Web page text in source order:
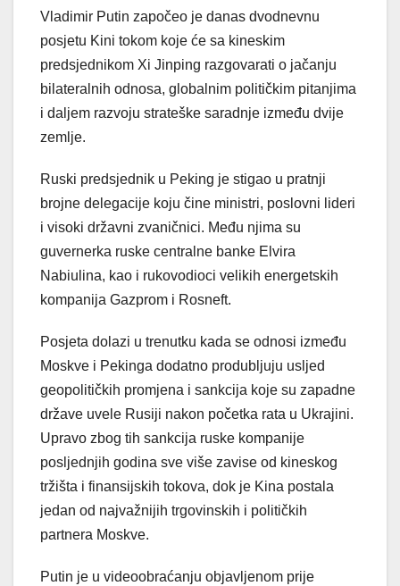
Vladimir Putin započeo je danas dvodnevnu
posjetu Kini tokom koje će sa kineskim
predsjednikom Xi Jinping razgovarati o jačanju
bilateralnih odnosa, globalnim političkim pitanjima
i daljem razvoju strateške saradnje između dvije
zemlje.
Ruski predsjednik u Peking je stigao u pratnji
brojne delegacije koju čine ministri, poslovni lideri
i visoki državni zvaničnici. Među njima su
guvernerka ruske centralne banke Elvira
Nabiulina, kao i rukovodioci velikih energetskih
kompanija Gazprom i Rosneft.
Posjeta dolazi u trenutku kada se odnosi između
Moskve i Pekinga dodatno produbljuju usljed
geopolitičkih promjena i sankcija koje su zapadne
države uvele Rusiji nakon početka rata u Ukrajini.
Upravo zbog tih sankcija ruske kompanije
posljednjih godina sve više zavise od kineskog
tržišta i finansijskih tokova, dok je Kina postala
jedan od najvažnijih trgovinskih i političkih
partnera Moskve.
Putin je u videoobraćanju objavljenom prije